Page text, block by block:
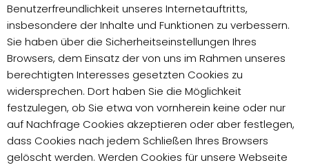
Benutzerfreundlichkeit unseres Internetauftritts,
insbesondere der Inhalte und Funktionen zu verbessern.
Sie haben über die Sicherheitseinstellungen Ihres
Browsers, dem Einsatz der von uns im Rahmen unseres
berechtigten Interesses gesetzten Cookies zu
widersprechen. Dort haben Sie die Möglichkeit
festzulegen, ob Sie etwa von vornherein keine oder nur
auf Nachfrage Cookies akzeptieren oder aber festlegen,
dass Cookies nach jedem Schließen Ihres Browsers
gelöscht werden. Werden Cookies für unsere Webseite